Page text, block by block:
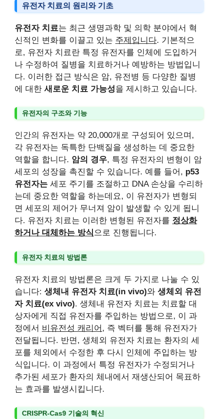
유전자 치료의 원리와 기초
유전자 치료는 최근 생명과학 및 의학 분야에서 혁
신적인 변화를 이끌고 있는 주제입니다. 기본적으
로, 유전자 치료란 특정 유전자를 인체에 도입하거
나 수정하여 질병을 치료하거나 예방하는 방법입니
다. 이러한 접근 방식은 암, 유전병 등 다양한 질병
에 대한 새로운 치료 가능성을 제시하고 있습니다.
유전자의 구조와 기능
인간의 유전자는 약 20,000개로 구성되어 있으며,
각 유전자는 독특한 단백질을 생성하는 데 중요한
역할을 합니다. 암의 경우, 특정 유전자의 변형이 암
세포의 성장을 촉진할 수 있습니다. 예를 들어, p53
유전자는 세포 주기를 조절하고 DNA 손상을 수리하
는데 중요한 역할을 하는데요, 이 유전자가 변형되
면 세포의 제어가 무너져 암이 발생할 수 있게 됩니
다. 유전자 치료는 이러한 변형된 유전자를 정상화
하거나 대체하는 방식으로 진행됩니다.
유전자 치료의 방법론
유전자 치료의 방법론은 크게 두 가지로 나눌 수 있
습니다: 생체내 유전자 치료(in vivo)와 생체외 유전
자 치료(ex vivo). 생체내 유전자 치료는 치료할 대
상자에게 직접 유전자를 주입하는 방법으로, 이 과
정에서 비유전성 캐리어 , 즉 벡터를 통해 유전자가
전달됩니다. 반면, 생체외 유전자 치료는 환자의 세
포를 체외에서 수정한 후 다시 인체에 주입하는 방
식입니다. 이 과정에서 특정 유전자가 수정되거나
추가된 세포가 환자의 체내에서 재생산되어 목표하
는 효과를 발생시킵니다.
CRISPR-Cas9 기술의 혁신